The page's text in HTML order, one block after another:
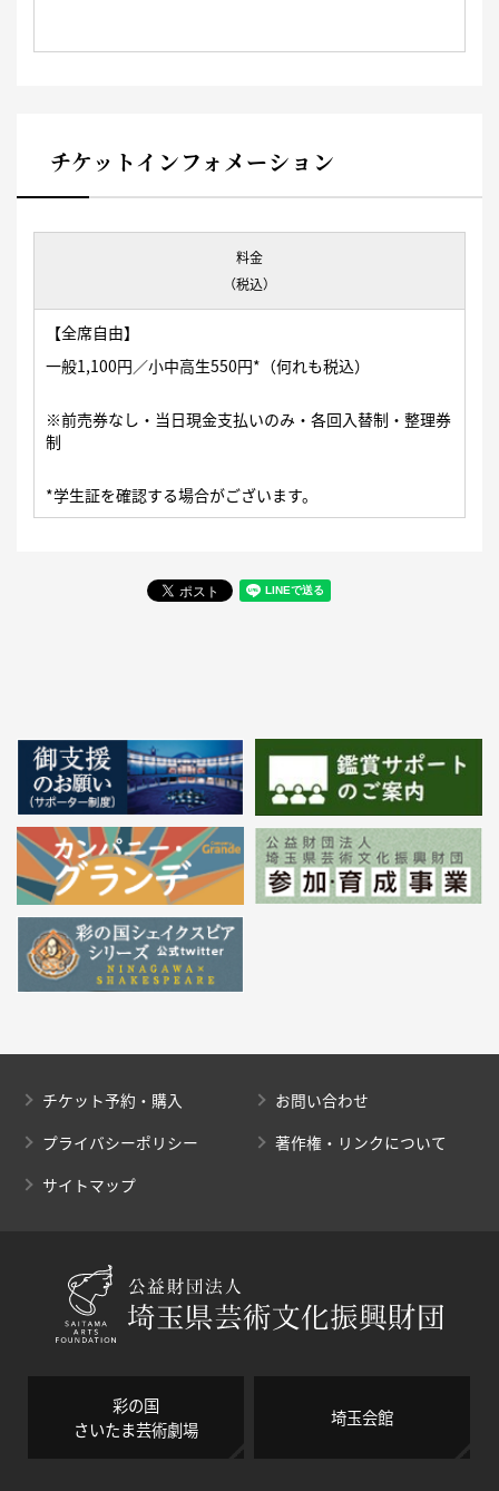
チケットインフォメーション
料金
（税込）
【全席自由】
一般1,100円／小中高生550円*（何れも税込）
※前売券なし・当日現金支払いのみ・各回入替制・整理券
制
*学生証を確認する場合がございます。
チケット予約・購入
お問い合わせ
プライバシーポリシー
著作権・リンクについて
サイトマップ
彩の国
さいたま芸術劇場
埼玉会館